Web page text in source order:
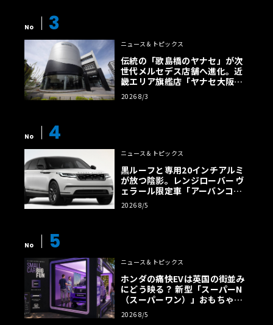
No 3
ニュース＆トピックス
伝統の「歌島橋のヤナセ」が次
世代メルセデス店舗へ進化。近
畿エリア旗艦店「ヤナセ大阪支
店」がリニューアル
2026 8/3
No 4
ニュース＆トピックス
黒ルーフと専用20インチアルミ
が放つ陰影。レンジローバー ヴ
ェラール限定車「アーバンコン
トラスト・エディション」登場
2026 8/5
No 5
ニュース＆トピックス
ホンダの痛快EVは英国の街並み
にどう映る？ 新型「スーパーN
（スーパーワン）」おもちゃ箱
ツアーの全貌
2026 8/5